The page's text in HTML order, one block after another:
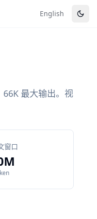
English
最大输出。视
窗口